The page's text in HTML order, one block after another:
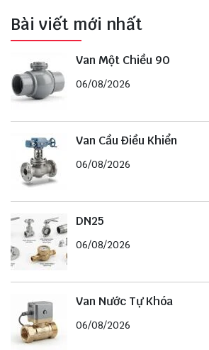
Bài viết mới nhất
Van Một Chiều 90
06/08/2026
Van Cầu Điều Khiển
06/08/2026
DN25
06/08/2026
Van Nước Tự Khóa
06/08/2026